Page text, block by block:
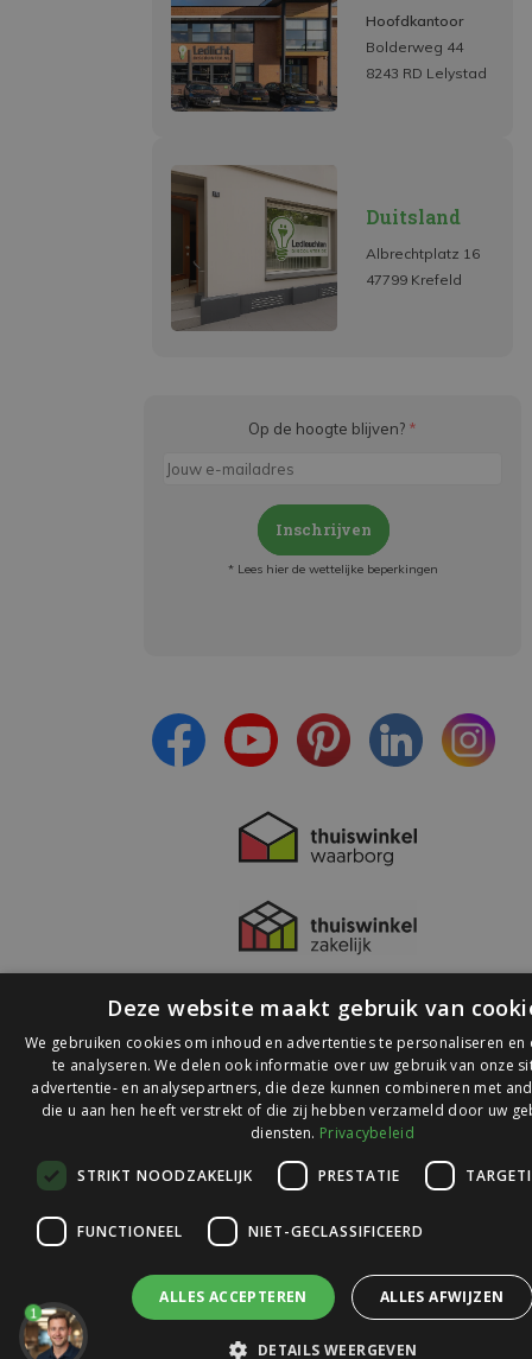
Hoofdkantoor
Bolderweg 44
8243 RD Lelystad
Duitsland
Albrechtplatz 16
47799 Krefeld
Op de hoogte blijven? *
Inschrijven
* Lees hier de wettelijke beperkingen
© 2026 Ledlichtdiscounter.nl
op
Webwinkelkeur
1
Deze website maakt gebruik van
We gebruiken cookies om inhoud en advertenties te personaliseren en
te analyseren. We delen ook informatie over uw gebruik van onze
advertentie- en analysepartners, die deze kunnen combineren met
die u aan hen heeft verstrekt of die zij hebben verzameld door uw
diensten. Privacybeleid
STRIKT NOODZAKELIJK PRESTATIE
FUNCTIONEEL NIET-GECLASSIFICEERD
ALLES ACCEPTEREN ALLES AFWIJZEN
DETAILS WEERGEVEN